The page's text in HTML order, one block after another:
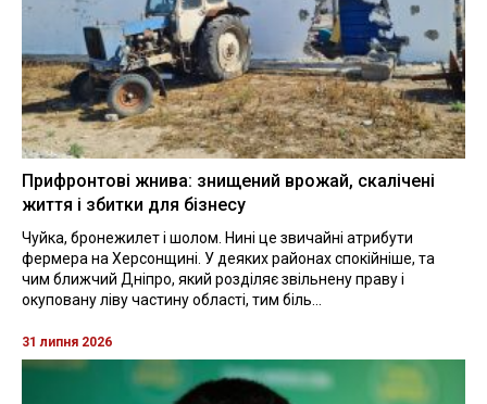
Прифронтові жнива: знищений врожай, скалічені
життя і збитки для бізнесу
Чуйка, бронежилет і шолом. Нині це звичайні атрибути
фермера на Херсонщині. У деяких районах спокійніше, та
чим ближчий Дніпро, який розділяє звільнену праву і
окуповану ліву частину області, тим біль...
31 липня 2026